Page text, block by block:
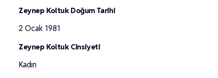
Zeynep Koltuk Doğum Tarihi
2 Ocak 1981
Zeynep Koltuk Cinsiyeti
Kadın